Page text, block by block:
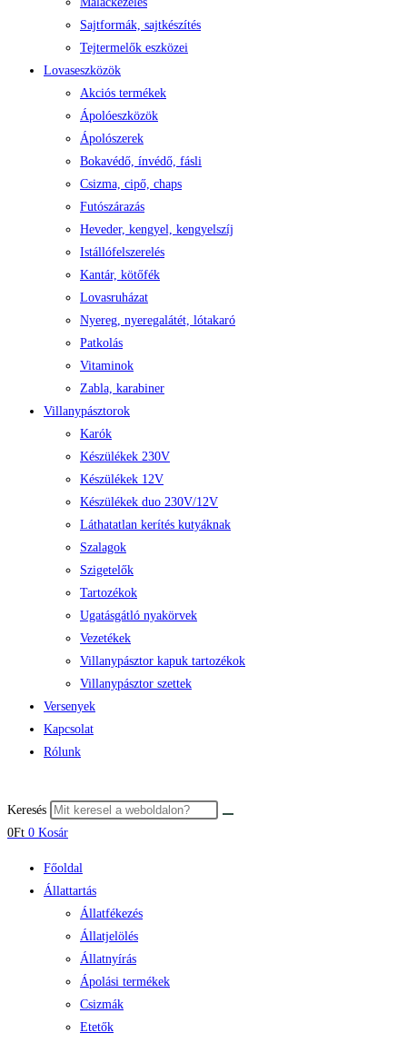
Sajtformák, sajtkészítés
Tejtermelők eszközei
Lovaseszközök
Akciós termékek
Ápolóeszközök
Ápolószerek
Bokavédő, ínvédő, fásli
Csizma, cipő, chaps
Futószárazás
Heveder, kengyel, kengyelszíj
Istállófelszerelés
Kantár, kötőfék
Lovasruházat
Nyereg, nyeregalátét, lótakaró
Patkolás
Vitaminok
Zabla, karabiner
Villanypásztorok
Karók
Készülékek 230V
Készülékek 12V
Készülékek duo 230V/12V
Láthatatlan kerítés kutyáknak
Szalagok
Szigetelők
Tartozékok
Ugatásgátló nyakörvek
Vezetékek
Villanypásztor kapuk tartozékok
Villanypásztor szettek
Versenyek
Kapcsolat
Rólunk
Keresés
0Ft 0 Kosár
Főoldal
Állattartás
Állatfékezés
Állatjelölés
Állatnyírás
Ápolási termékek
Csizmák
Etetők